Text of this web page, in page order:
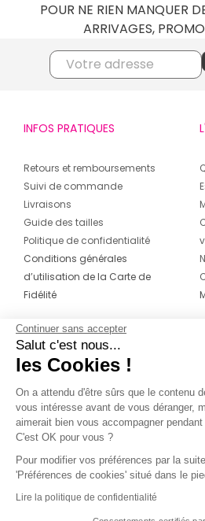
POUR NE RIEN MANQUER
ARRIVAGES,
INFOS PRATIQUES
Retours et remboursements
Suivi de commande
Livraisons
Guide des tailles
Politique de confidentialité
Conditions générales
d’utilisation de la Carte de
Fidélité
CONTACT
04 42 20 78 42
Du lundi au jeudi de 8h30 à 16h30 & le
vendredi de 8h30 à 15h30
Continuer sans accepter
Salut c'est nous...
les Cookies !
On a attendu d'être sûrs que le contenu
vous intéresse avant de vous déranger,
aimerait bien vous accompagner pendant
C'est OK pour vous ?
Pour modifier vos préférences par la
'Préférences de cookies' situé dans le
Lire la politique de confidentialité